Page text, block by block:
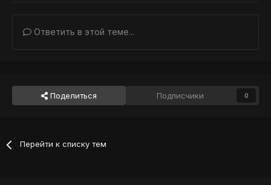
Ответить в этой теме...
Поделиться Подписчики 0
Перейти к списку тем